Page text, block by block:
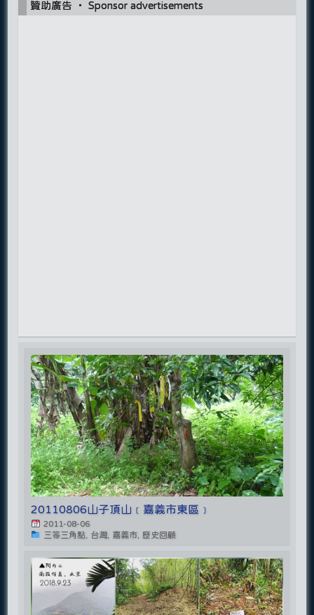
贊助廣告 ‧ Sponsor advertisements
20110806山子頂山﹝嘉義市東區﹞
2011-08-06
三等三角點, 台灣, 嘉義市, 歷史回顧